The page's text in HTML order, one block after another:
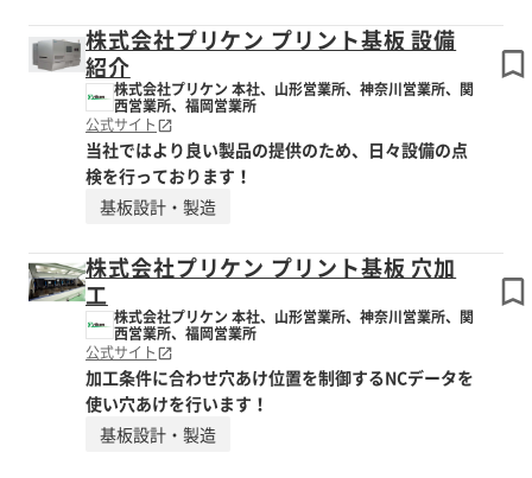
株式会社プリケン プリント基板 設備
紹介
株式会社プリケン 本社、山形営業所、神奈川営業所、関
西営業所、福岡営業所
公式サイト
当社ではより良い製品の提供のため、日々設備の点
検を行っております！
基板設計・製造
株式会社プリケン プリント基板 穴加
工
株式会社プリケン 本社、山形営業所、神奈川営業所、関
西営業所、福岡営業所
公式サイト
加工条件に合わせ穴あけ位置を制御するNCデータを
使い穴あけを行います！
基板設計・製造